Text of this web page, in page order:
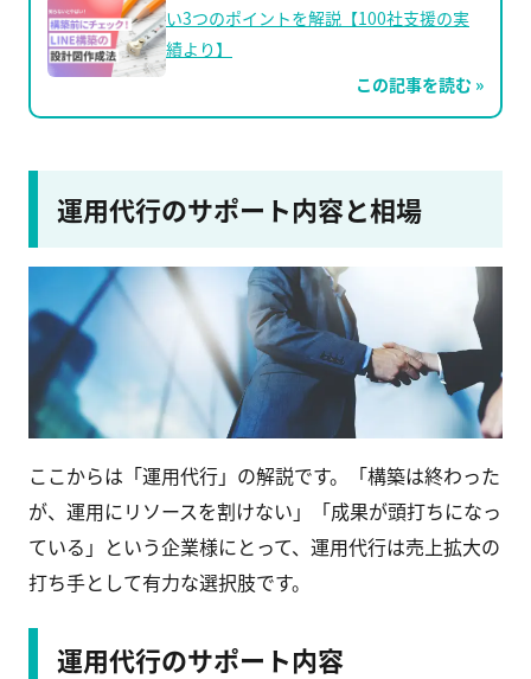
い3つのポイントを解説【100社支援の実
績より】
この記事を読む »
運用代行のサポート内容と相場
ここからは「運用代行」の解説です。「構築は終わった
が、運用にリソースを割けない」「成果が頭打ちになっ
ている」という企業様にとって、運用代行は売上拡大の
打ち手として有力な選択肢です。
運用代行のサポート内容